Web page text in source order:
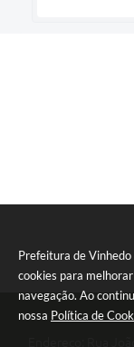
Prefeitura de Vinhedo
cookies para
navegação. Ao
nossa Política de
Endereço: Rua